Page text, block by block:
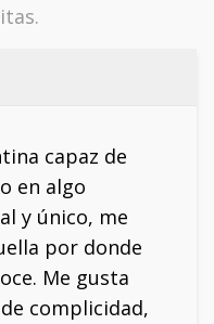
capaz de
en algo
y único, me
por donde
Me gusta
complicidad,